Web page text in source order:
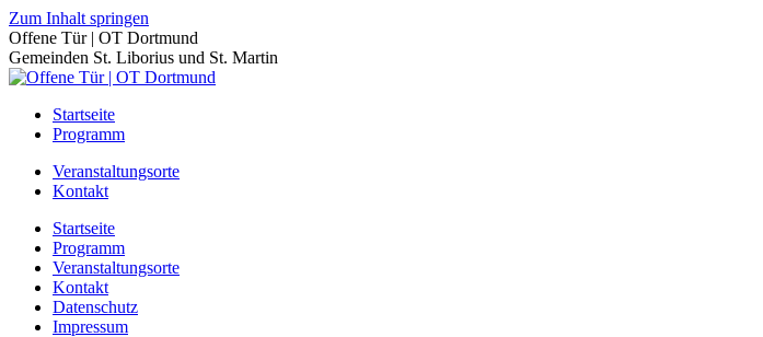
Zum Inhalt springen
Offene Tür | OT Dortmund
Gemeinden St. Liborius und St. Martin
Startseite
Programm
Veranstaltungsorte
Kontakt
Startseite
Programm
Veranstaltungsorte
Kontakt
Datenschutz
Impressum